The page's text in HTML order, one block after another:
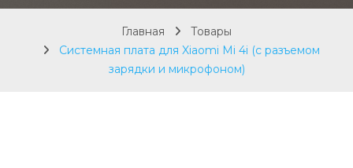
Главная
Товары
Системная плата для Xiaomi Mi 4i (с разъемом
зарядки и микрофоном)